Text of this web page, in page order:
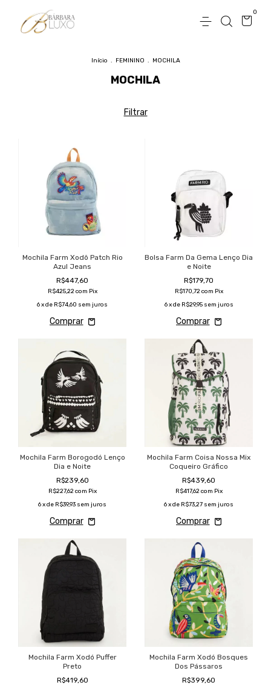
0
Início . FEMININO . MOCHILA
MOCHILA
Filtrar
Mochila Farm Xodô Patch Rio
Azul Jeans
R$447,60
R$425,22com Pix
6x de R$74,60 sem juros
Bolsa Farm Da Gema Lenço Dia
e Noite
R$179,70
R$170,72com Pix
6 x de R$29,95 sem juros
Mochila Farm Borogodó Lenço
Dia e Noite
R$239,60
R$227,62com Pix
6x de R$39,93 sem juros
Mochila Farm Coisa Nossa Mix
Coqueiro Gráfico
R$439,60
R$417,62com Pix
6x de R$73,27 sem juros
Mochila Farm Xodó Puffer
Preto
R$419,60
Mochila Farm Xodó Bosques
Dos Pássaros
R$399,60